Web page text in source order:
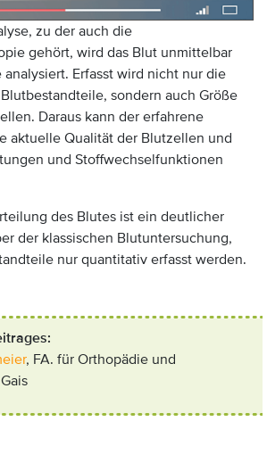
zu der auch die
gehört, wird das Blut unmittelbar
analysiert. Erfasst wird nicht nur die
sondern auch Größe
Daraus kann der erfahrene
aktuelle Qualität der Blutzellen und
und Stoffwechselfunktionen
des Blutes ist ein deutlicher
der klassischen Blutuntersuchung,
nur quantitativ erfasst werden.
, FA. für Orthopädie und